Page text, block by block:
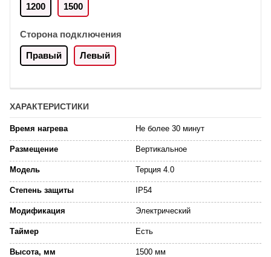
1200 1500
Сторона подключения
Правый Левый
ХАРАКТЕРИСТИКИ
Время нагрева Не более 30 минут
Размещение Вертикальное
Модель Терция 4.0
Степень защиты IP54
Модификация Электрический
Таймер Есть
Высота, мм 1500 мм